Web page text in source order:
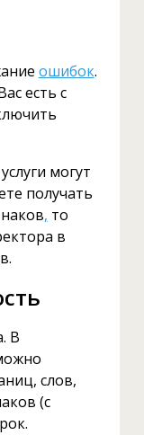
ошибок.
есть с
могут
получать
, то
в
В
слов,
(с